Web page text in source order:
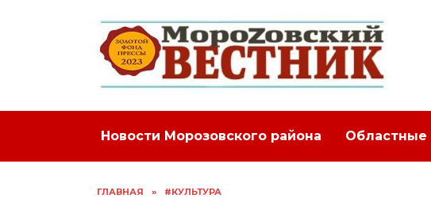
Новости Морозовского района Областные
ГЛАВНАЯ » #КУЛЬТУРА